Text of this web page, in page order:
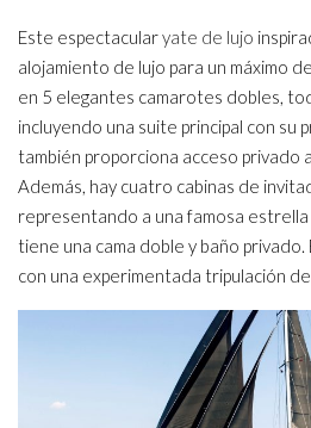
Este espectacularyate de lujo
alojamiento de lujo para un máximo
en 5 elegantes camarotes dobles,
incluyendo una suite principal con su
también proporciona acceso privado
Además, hay cuatro cabinas de
representando a una famosa
tiene una cama doble y baño
con una experimentada tripulación